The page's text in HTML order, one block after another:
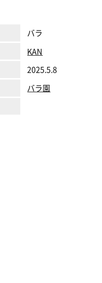
バラ
KAN
2025.5.8
バラ園